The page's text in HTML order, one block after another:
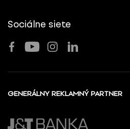
Sociálne siete
GENERÁLNY REKLAMNÝ PARTNER